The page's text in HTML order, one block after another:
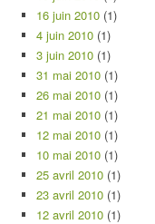
16 juin 2010 (1)
4 juin 2010 (1)
3 juin 2010 (1)
31 mai 2010 (1)
26 mai 2010 (1)
21 mai 2010 (1)
12 mai 2010 (1)
10 mai 2010 (1)
25 avril 2010 (1)
23 avril 2010 (1)
12 avril 2010 (1)